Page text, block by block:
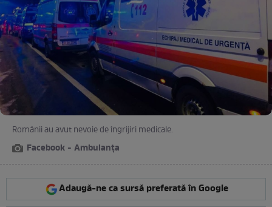
Românii au avut nevoie de îngrijiri medicale.
Facebook - Ambulanța
Adaugă-ne ca sursă preferată în Google